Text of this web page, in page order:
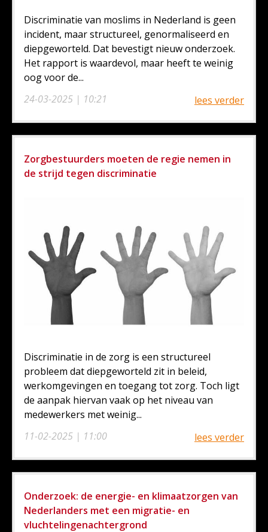
24-03-2025 | 10:21
Discriminatie van moslims in Nederland is geen
incident, maar structureel, genormaliseerd en
diepgeworteld. Dat bevestigt nieuw onderzoek.
Het rapport is waardevol, maar heeft te weinig
oog voor de...
lees verder
Zorgbestuurders moeten de regie nemen in
de strijd tegen discriminatie
11-02-2025 | 11:00
Discriminatie in de zorg is een structureel
probleem dat diepgeworteld zit in beleid,
werkomgevingen en toegang tot zorg. Toch ligt
de aanpak hiervan vaak op het niveau van
medewerkers met weinig...
lees verder
Onderzoek: de energie- en klimaatzorgen van
Nederlanders met een migratie- en
vluchtelingenachtergrond